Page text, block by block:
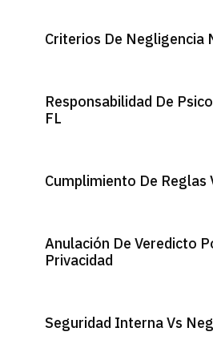
Criterios De Negligencia
Responsabilidad De
FL
Cumplimiento De Reglas
Anulación De Veredicto
Privacidad
Seguridad Interna Vs